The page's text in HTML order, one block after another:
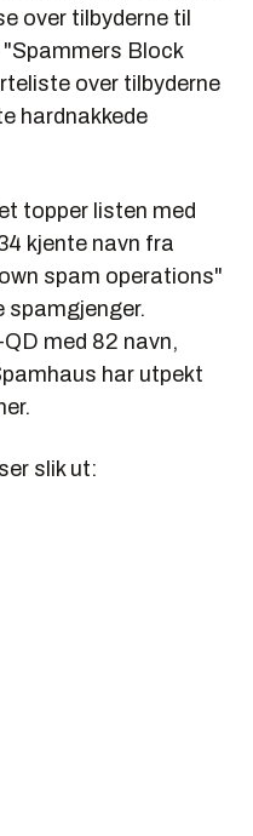
over tilbyderne til
Block
over tilbyderne
hardnakkede
topper listen med
kjente navn fra
spam operations"
spamgjenger.
med 82 navn,
har utpekt
slik ut: